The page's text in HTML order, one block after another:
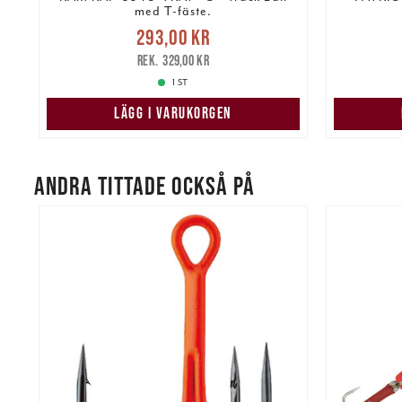
med T-fäste.
Nuvarande pris
Tidigare pris
293,00 kr
329,00 kr
1 ST
LÄGG I VARUKORGEN
ANDRA TITTADE OCKSÅ PÅ